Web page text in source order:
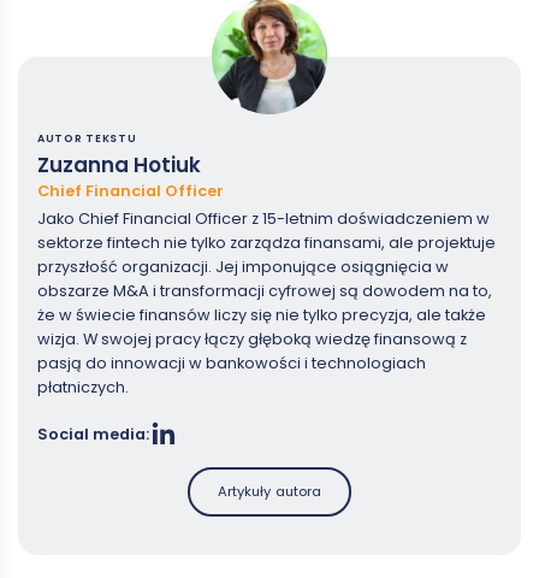
AUTOR TEKSTU
Zuzanna Hotiuk
Chief Financial Officer
Jako Chief Financial Officer z 15-letnim doświadczeniem w
sektorze fintech nie tylko zarządza finansami, ale projektuje
przyszłość organizacji. Jej imponujące osiągnięcia w
obszarze M&A i transformacji cyfrowej są dowodem na to,
że w świecie finansów liczy się nie tylko precyzja, ale także
wizja. W swojej pracy łączy głęboką wiedzę finansową z
pasją do innowacji w bankowości i technologiach
płatniczych.
Social media:
Artykuły autora